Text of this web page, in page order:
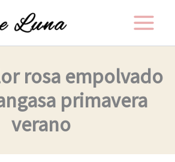
rosa empolvado
primavera
verano